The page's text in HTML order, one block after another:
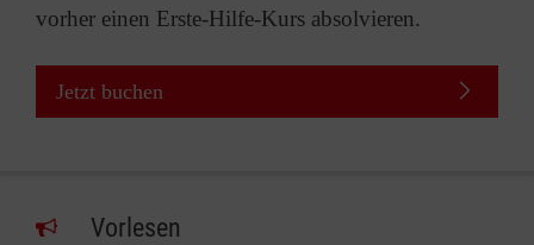
vorher einen Erste-Hilfe-Kurs absolvieren.
Jetzt buchen
Vorlesen